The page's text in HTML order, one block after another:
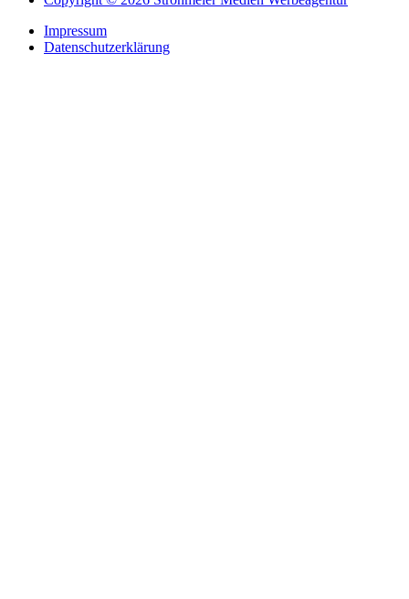
Impressum
Datenschutzerklärung